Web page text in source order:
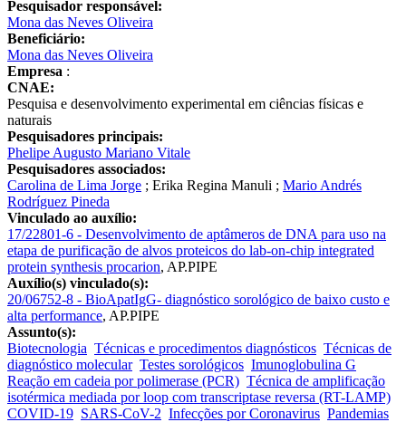
Pesquisador responsável:
Mona das Neves Oliveira
Beneficiário:
Mona das Neves Oliveira
Empresa :
CNAE:
Pesquisa e desenvolvimento experimental em ciências físicas e
naturais
Pesquisadores principais:
Phelipe Augusto Mariano Vitale
Pesquisadores associados:
Carolina de Lima Jorge ; Erika Regina Manuli ; Mario Andrés
Rodríguez Pineda
Vinculado ao auxílio:
17/22801-6 - Desenvolvimento de aptâmeros de DNA para uso na
etapa de purificação de alvos proteicos do lab-on-chip integrated
protein synthesis procarion, AP.PIPE
Auxílio(s) vinculado(s):
20/06752-8 - BioApatIgG- diagnóstico sorológico de baixo custo e
alta performance, AP.PIPE
Assunto(s):
Biotecnologia Técnicas e procedimentos diagnósticos Técnicas de
diagnóstico molecular Testes sorológicos Imunoglobulina G
Reação em cadeia por polimerase (PCR) Técnica de amplificação
isotérmica mediada por loop com transcriptase reversa (RT-LAMP)
COVID-19 SARS-CoV-2 Infecções por Coronavirus Pandemias